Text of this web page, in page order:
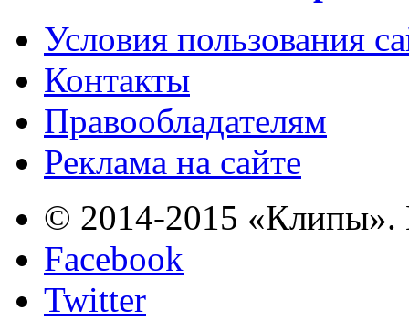
Условия пользования
Контакты
Правообладателям
Реклама на сайте
© 2014-2015 «Клипы».
Facebook
Twitter